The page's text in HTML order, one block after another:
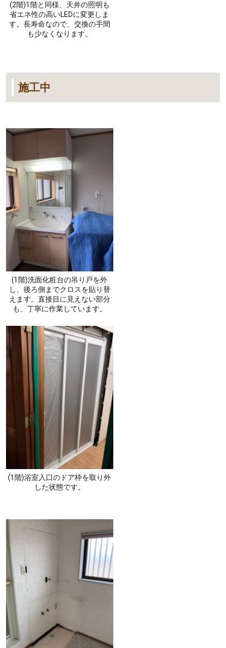
(2階)1階と同様、天井の照明も
省エネ性の高いLEDに変更しま
す。長寿命なので、交換の手間
も少なくなります。
施工中
(1階)洗面化粧台の吊り戸を外
し、後ろ側までクロスを貼り替
えます。直接目に見えない部分
も、丁寧に作業しています。
(1階)浴室入口のドア枠を取り外
した状態です。